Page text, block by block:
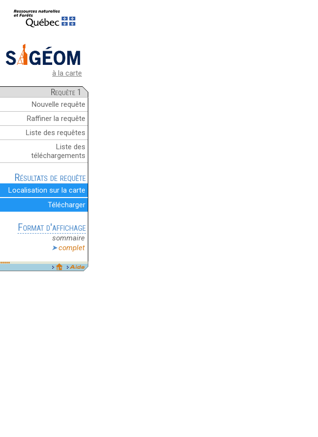
à la carte
Requête 1
Nouvelle requête
Raffiner la requête
Liste des requêtes
Liste des
téléchargements
Résultats de requête
Localisation sur la carte
Télécharger
Format d'affichage
sommaire
complet